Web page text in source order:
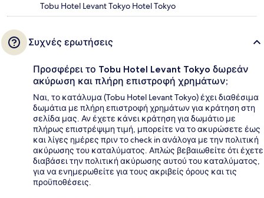
Tobu Hotel Levant Tokyo Hotel Tokyo
Συχνές ερωτήσεις
Προσφέρει το Tobu Hotel Levant Tokyo δωρεάν
ακύρωση και πλήρη επιστροφή χρημάτων;
Ναι, το κατάλυμα (Tobu Hotel Levant Tokyo) έχει διαθέσιμα
δωμάτια με πλήρη επιστροφή χρημάτων για κράτηση στη
σελίδα μας. Αν έχετε κάνει κράτηση για δωμάτιο με
πλήρως επιστρέψιμη τιμή, μπορείτε να το ακυρώσετε έως
και λίγες ημέρες πριν το check in ανάλογα με την πολιτική
ακύρωσης του καταλύματος. Απλώς βεβαιωθείτε ότι έχετε
διαβάσει την πολιτική ακύρωσης αυτού του καταλύματος,
για να ενημερωθείτε για τους ακριβείς όρους και τις
προϋποθέσεις.